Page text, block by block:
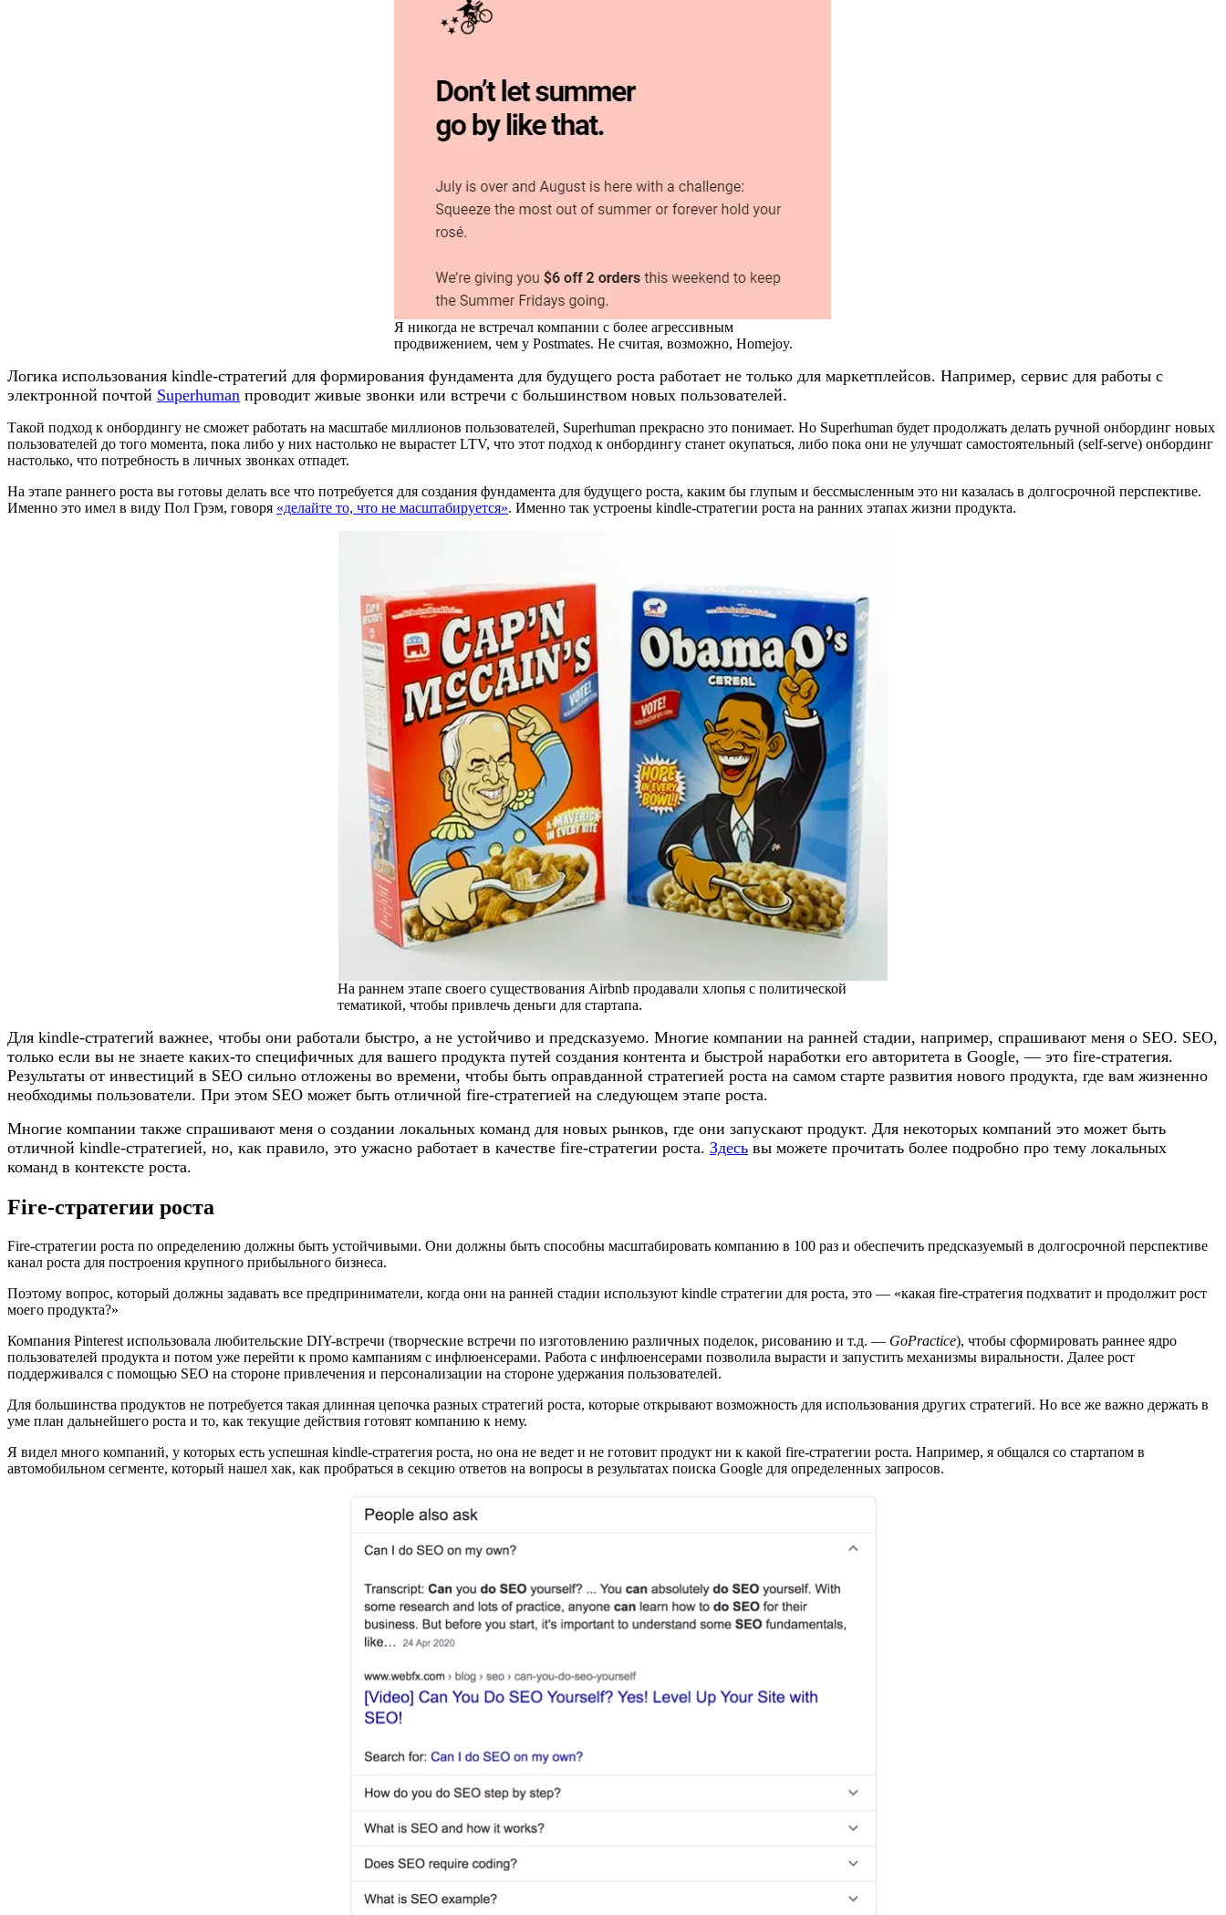
Я никогда не встречал компании с более агрессивным
продвижением, чем у Postmates. Не считая, возможно, Homejoy.
Логика использования kindle-стратегий для формирования фундамента для будущего роста работает не только для маркетплейсов. Например, сервис для работы с
электронной почтой Superhuman проводит живые звонки или встречи с большинством новых пользователей.
Такой подход к онбордингу не сможет работать на масштабе миллионов пользователей, Superhuman прекрасно это понимает. Но Superhuman будет продолжать делать ручной онбординг новых
пользователей до того момента, пока либо у них настолько не вырастет LTV, что этот подход к онбордингу станет окупаться, либо пока они не улучшат самостоятельный (self-serve) онбординг
настолько, что потребность в личных звонках отпадет.
На этапе раннего роста вы готовы делать все что потребуется для создания фундамента для будущего роста, каким бы глупым и бессмысленным это ни казалась в долгосрочной перспективе.
Именно это имел в виду Пол Грэм, говоря «делайте то, что не масштабируется». Именно так устроены kindle-стратегии роста на ранних этапах жизни продукта.
На раннем этапе своего существования Airbnb продавали хлопья с политической
тематикой, чтобы привлечь деньги для стартапа.
Для kindle-стратегий важнее, чтобы они работали быстро, а не устойчиво и предсказуемо. Многие компании на ранней стадии, например, спрашивают меня о SEO. SEO,
только если вы не знаете каких-то специфичных для вашего продукта путей создания контента и быстрой наработки его авторитета в Google, — это fire-стратегия.
Результаты от инвестиций в SEO сильно отложены во времени, чтобы быть оправданной стратегией роста на самом старте развития нового продукта, где вам жизненно
необходимы пользователи. При этом SEO может быть отличной fire-стратегией на следующем этапе роста.
Многие компании также спрашивают меня о создании локальных команд для новых рынков, где они запускают продукт. Для некоторых компаний это может быть
отличной kindle-стратегией, но, как правило, это ужасно работает в качестве fire-стратегии роста. Здесь вы можете прочитать более подробно про тему локальных
команд в контексте роста.
Fire-стратегии роста
Fire-стратегии роста по определению должны быть устойчивыми. Они должны быть способны масштабировать компанию в 100 раз и обеспечить предсказуемый в долгосрочной перспективе
канал роста для построения крупного прибыльного бизнеса.
Поэтому вопрос, который должны задавать все предприниматели, когда они на ранней стадии используют kindle стратегии для роста, это — «какая fire-стратегия подхватит и продолжит рост
моего продукта?»
Компания Pinterest использовала любительские DIY-встречи (творческие встречи по изготовлению различных поделок, рисованию и т.д. — GoPractice), чтобы сформировать раннее ядро
пользователей продукта и потом уже перейти к промо кампаниям с инфлюенсерами. Работа с инфлюенсерами позволила вырасти и запустить механизмы виральности. Далее рост
поддерживался с помощью SEO на стороне привлечения и персонализации на стороне удержания пользователей.
Для большинства продуктов не потребуется такая длинная цепочка разных стратегий роста, которые открывают возможность для использования других стратегий. Но все же важно держать в
уме план дальнейшего роста и то, как текущие действия готовят компанию к нему.
Я видел много компаний, у которых есть успешная kindle-стратегия роста, но она не ведет и не готовит продукт ни к какой fire-стратегии роста. Например, я общался со стартапом в
автомобильном сегменте, который нашел хак, как пробраться в секцию ответов на вопросы в результатах поиска Google для определенных запросов.